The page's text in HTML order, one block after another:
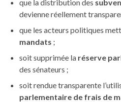
que la distribution des
devienne réellement
que les acteurs politiques
mandats ;
soit supprimée la réserve
des sénateurs ;
soit rendue transparente
parlementaire de frais de